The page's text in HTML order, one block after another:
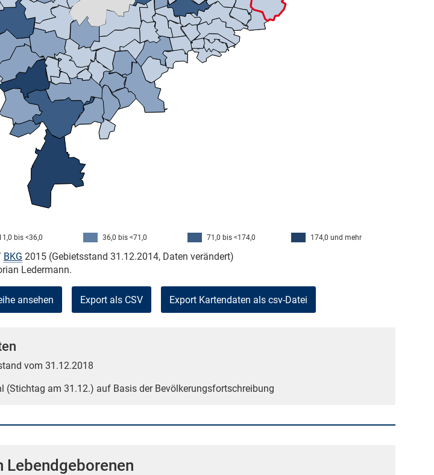
174,0 und mehr
71,0 bis <174,0
36,0 bis <71,0
bis <36,0
BKG 2015 (Gebietsstand 31.12.2014, Daten verändert)
Ledermann.
ansehen Export als CSV
vom 31.12.2018
(Stichtag am 31.12.) auf Basis der Bevölkerungsfortschreibung
Lebendgeborenen